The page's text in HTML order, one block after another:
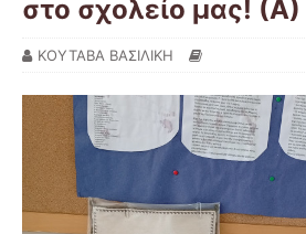
στο σχολείο μας! (Α)
ΚΟΥΤΑΒΑ ΒΑΣΙΛΙΚΗ